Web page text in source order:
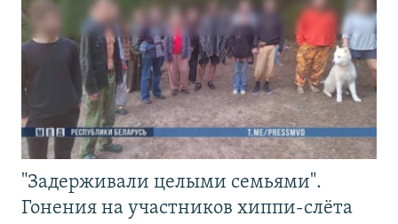
"Задерживали целыми семьями".
Гонения на участников хиппи-слёта